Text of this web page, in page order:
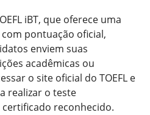
iBT, que oferece uma
pontuação oficial,
enviem suas
acadêmicas ou
o site oficial do TOEFL e
realizar o teste
reconhecido.